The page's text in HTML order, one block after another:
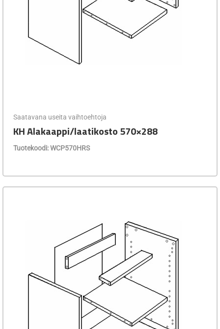
Saatavana useita vaihtoehtoja
KH Alakaappi/laatikosto 570×288
Tuotekoodi: WCP570HRS